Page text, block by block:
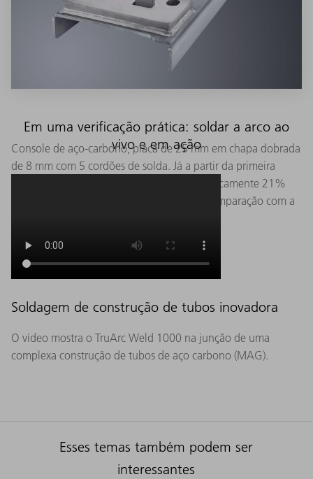
Console de aço-carbono, placa de 25 mm em chapa dobrada
de 8 mm com 5 cordões de solda. Já a partir da primeira
peça, você solda este componente automaticamente 21%
mais rápido (incluindo programação) em comparação com a
Em uma verificação prática: soldar a arco ao
vivo e em ação
Soldagem de construção de tubos inovadora
O vídeo mostra o TruArc Weld 1000 na junção de uma
complexa construção de tubos de aço carbono (MAG).
Esses temas também podem ser
interessantes